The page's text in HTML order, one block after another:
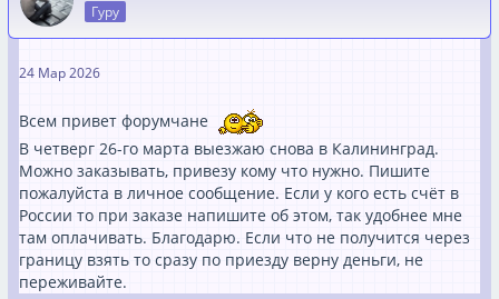
Гуру
24 Мар 2026
Всем привет форумчане
В четверг 26-го марта выезжаю снова в Калининград.
Можно заказывать, привезу кому что нужно. Пишите
пожалуйста в личное сообщение. Если у кого есть счёт в
России то при заказе напишите об этом, так удобнее мне
там оплачивать. Благодарю. Если что не получится через
границу взять то сразу по приезду верну деньги, не
переживайте.